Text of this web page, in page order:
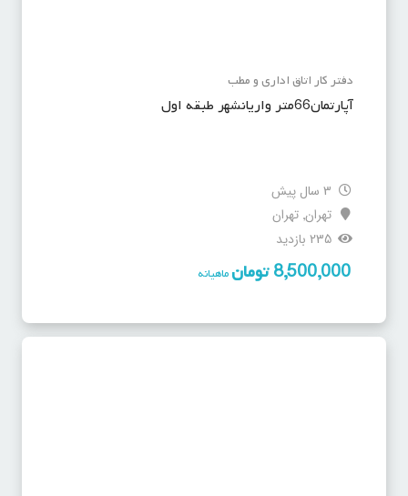
دفتر کار اتاق اداری و مطب
آپارتمان66متر واریانشهر طبقه اول
3 سال پیش
تهران,تهران
235 بازدید
8,500,000 تومانماهیانه